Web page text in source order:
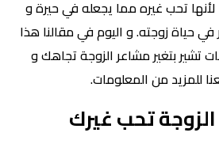
لأنها تحب غيره مما يجعله في حيرة و
زوجته. و اليوم في مقالنا هذا
تشير بتغير مشاعر الزوجة تجاهك و
للمزيد من المعلومات.
تحب غيرك